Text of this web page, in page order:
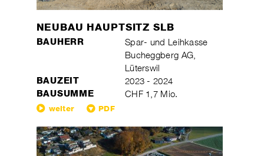
NEUBAU HAUPTSITZ SLB
BAUHERR
Spar- und Leihkasse
Bucheggberg AG,
Lüterswil
BAUZEIT 2023 - 2024
BAUSUMME CHF 1,7 Mio.
weiter PDF